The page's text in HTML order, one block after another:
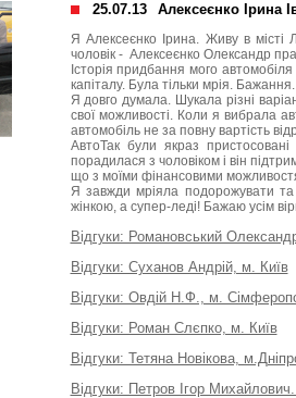
25.07.13 Алексеєнко Ірина
Я Алексеєнко Ірина. Живу в
чоловік - Алексеєнко Олександр
Історія придбання мого
капіталу. Була тільки мрія.
Я довго думала. Шукала різні
свої можливості. Коли я вибрала
автомобіль не за повну вартість
АвтоТак були якраз
порадилася з чоловіком і він
що з моїми фінансовими
Я завжди мріяла подорожувати
жінкою, а супер-леді! Бажаю усім
Відгуки: Романовський
Відгуки: Суханов Андрій, м. Київ
Відгуки: Овдій Н.Ф., м.
Відгуки: Роман Слєпко, м. Київ
Відгуки: Тетяна Новікова,
Відгуки: Петров Ігор